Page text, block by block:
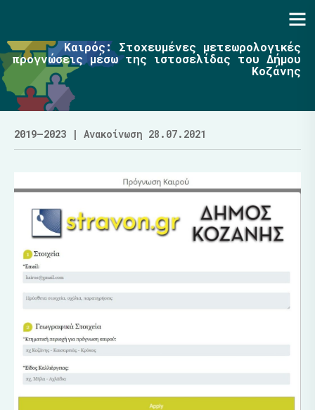
Καιρός: Στοχευμένες μετεωρολογικές
προγνώσεις μέσω της ιστοσελίδας του Δήμου
Κοζάνης
2019–2023 | Ανακοίνωση 28.07.2021